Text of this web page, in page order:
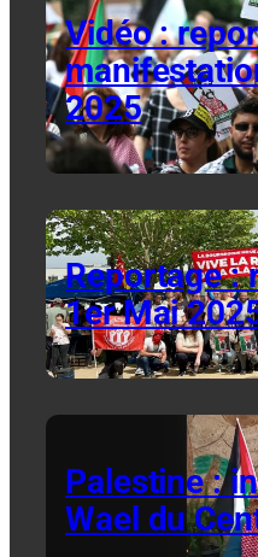
Vidéo :
2025
Reportage :
1er Mai
Palestine :
Wael du